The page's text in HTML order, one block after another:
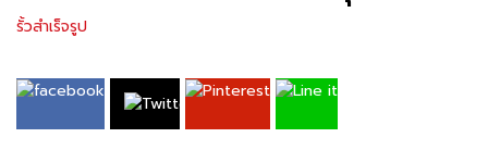
รั้วสำเร็จรูป